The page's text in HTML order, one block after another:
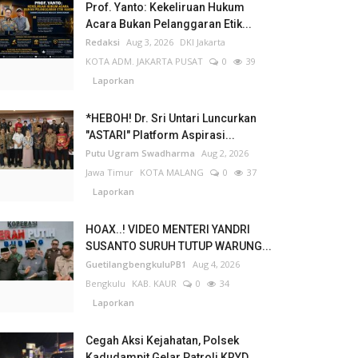
Prof. Yanto: Kekeliruan Hukum
Acara Bukan Pelanggaran Etik...
Redaksi Aug 3, 2026 DKI Jakarta
KOTA ADM. JAKARTA PUSAT
0
39
Laporkan
*HEBOH! Dr. Sri Untari Luncurkan
"ASTARI" Platform Aspirasi...
Putu Ugram Swadharma Aug 2, 2026
Jawa Timur KOTA MALANG 0
37
Laporkan
HOAX..! VIDEO MENTERI YANDRI
SUSANTO SURUH TUTUP WARUNG...
GuetilangbengkuluPB1
Aug 4, 2026
Bengkulu
KAB. KAUR 0
34
Laporkan
Cegah Aksi Kejahatan, Polsek